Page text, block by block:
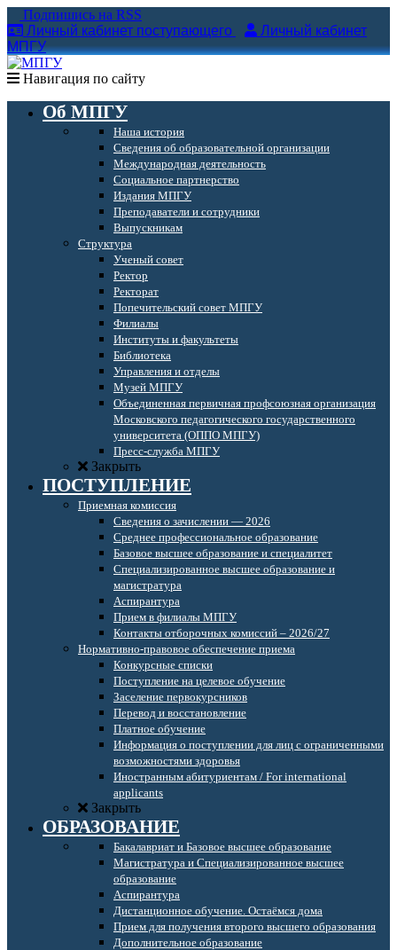
Подпишись на RSS
Личный кабинет поступающего
Личный кабинет
МПГУ
Навигация по сайту
Об МПГУ
Наша история
Сведения об образовательной организации
Международная деятельность
Социальное партнерство
Издания МПГУ
Преподаватели и сотрудники
Выпускникам
Структура
Ученый совет
Ректор
Ректорат
Попечительский совет МПГУ
Филиалы
Институты и факультеты
Библиотека
Управления и отделы
Музей МПГУ
Объединенная первичная профсоюзная организация
Московского педагогического государственного
университета (ОППО МПГУ)
Пресс-служба МПГУ
Закрыть
ПОСТУПЛЕНИЕ
Приемная комиссия
Сведения о зачислении — 2026
Среднее профессиональное образование
Базовое высшее образование и специалитет
Специализированное высшее образование и
магистратура
Аспирантура
Прием в филиалы МПГУ
Контакты отборочных комиссий – 2026/27
Нормативно-правовое обеспечение приема
Конкурсные списки
Поступление на целевое обучение
Заселение первокурсников
Перевод и восстановление
Платное обучение
Информация о поступлении для лиц с ограниченными
возможностями здоровья
Иностранным абитуриентам / For international
applicants
Закрыть
ОБРАЗОВАНИЕ
Бакалавриат и Базовое высшее образование
Магистратура и Специализированное высшее
образование
Аспирантура
Дистанционное обучение. Остаёмся дома
Прием для получения второго высшего образования
Дополнительное образование